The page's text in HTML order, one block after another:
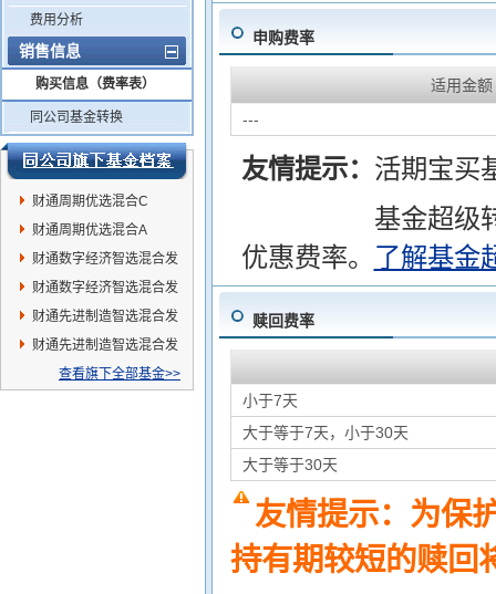
费用分析
销售信息
购买信息（费率表）
同公司基金转换
财通周期优选混合C
财通周期优选混合A
财通数字经济智选混合发
起A
财通数字经济智选混合发
起C
财通先进制造智选混合发
起A
财通先进制造智选混合发
查看旗下全部基金>>
申购费率
适用金额
---
友情提示： 活期宝买
基金超级
优惠费率。 了解基金
赎回费率
小于7天
大于等于7天，小于30天
大于等于30天
友情提示：为保
持有期较短的赎回